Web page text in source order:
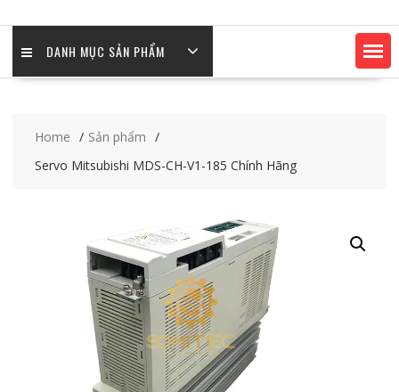
DANH MỤC SẢN PHẨM
Home
Sản phẩm
Servo Mitsubishi MDS-CH-V1-185 Chính Hãng